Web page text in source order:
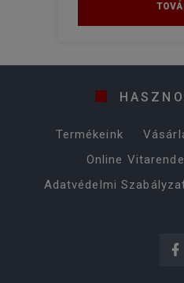
Termékeink
Online
Adatvédelmi